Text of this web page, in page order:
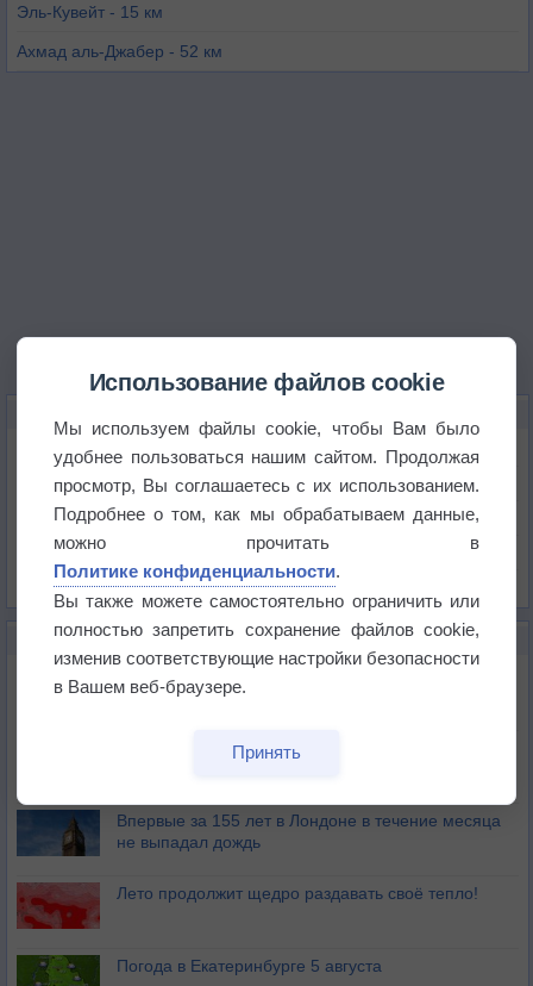
Эль-Кувейт - 15 км
Ахмад аль-Джабер - 52 км
Температура
Давление
Осадки
Облачность
Список всех карт
НОВОЕ О ПОГОДЕ
Дневная температура воздуха в ОАЭ превысила
+51°
Европейские столицы бьют рекорды жары
Впервые за 155 лет в Лондоне в течение месяца
не выпадал дождь
Лето продолжит щедро раздавать своё тепло!
Погода в Екатеринбурге 5 августа
Использование файлов cookie
Мы используем файлы cookie, чтобы Вам было
удобнее пользоваться нашим сайтом. Продолжая
просмотр, Вы соглашаетесь с их использованием.
Подробнее о том, как мы обрабатываем данные,
можно прочитать в
Политике конфиденциальности.
Вы также можете самостоятельно ограничить или
полностью запретить сохранение файлов cookie,
изменив соответствующие настройки безопасности
в Вашем веб-браузере.
Принять